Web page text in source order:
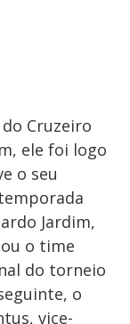
Cruzeiro
ele foi logo
o seu
Jardim,
o time
do torneio
o
vice-